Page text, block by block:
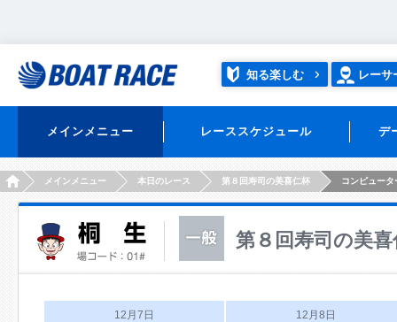
知る楽しむ レーサ
メインメニュー レーススケジュール デ
HOMEメインメニュー 本日のレース 第８回寿司の美喜仁杯 コンピュータ
第８回寿司の美喜
12月7日 12月8日